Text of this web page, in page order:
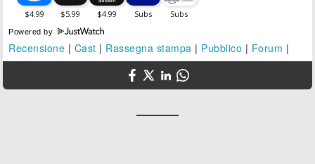
Powered by
Recensione | Cast | Rassegna stampa | Pubblico | Forum |